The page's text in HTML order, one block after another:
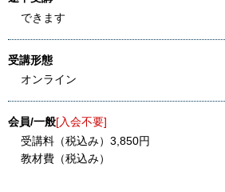
できます
受講形態
オンライン
会員/一般[入会不要]
受講料（税込み）3,850円
教材費（税込み）